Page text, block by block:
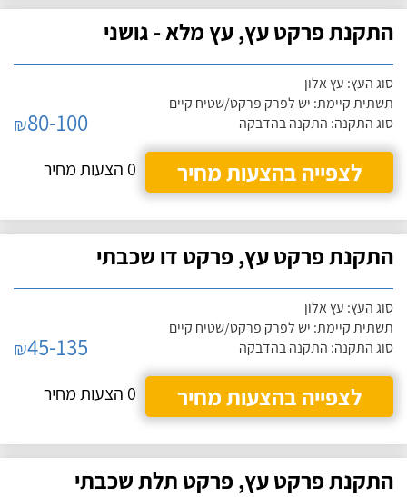
התקנת פרקט עץ, עץ מלא - גושני
סוג העץ: עץ אלון
תשתית קיימת: יש לפרק פרקט/שטיח קיים
סוג התקנה: התקנה בהדבקה
₪80-100
לצפייה בהצעות מחיר
0 הצעות מחיר
התקנת פרקט עץ, פרקט דו שכבתי
סוג העץ: עץ אלון
תשתית קיימת: יש לפרק פרקט/שטיח קיים
סוג התקנה: התקנה בהדבקה
₪45-135
לצפייה בהצעות מחיר
0 הצעות מחיר
התקנת פרקט עץ, פרקט תלת שכבתי